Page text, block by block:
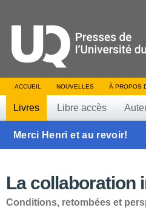
ACCUEIL NOUVELLES À PROPOS
Livres Libre accès
Merci Henri et au revoir!
La collaboration
Conditions, retombées et